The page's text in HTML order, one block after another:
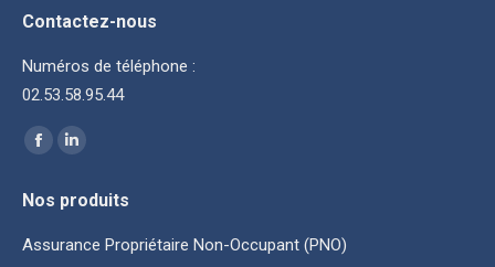
Contactez-nous
Numéros de téléphone :
02.53.58.95.44
Trouvez nous sur :
La
Facebook
s'ouvre
La
LinkedIn
s'ouvre
Nos produits
Assurance Propriétaire Non-Occupant (PNO)